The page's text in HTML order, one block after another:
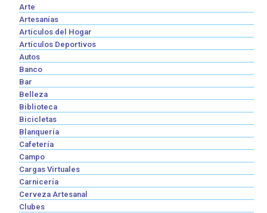
Arte
Artesanías
Artículos del Hogar
Artículos Deportivos
Autos
Banco
Bar
Belleza
Biblioteca
Bicicletas
Blanquería
Cafetería
Campo
Cargas Virtuales
Carnicería
Cerveza Artesanal
Clubes